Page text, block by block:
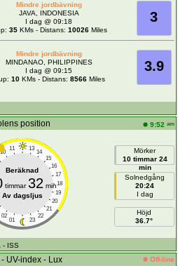
3
Mindre jordbävning
JAVA, INDONESIA
I dag @ 09:18
35 KMs - Distans:10026 Miles
3.9
Mindre jordbävning
MINDANAO, PHILIPPINES
I dag @ 09:15
10 KMs - Distans:8566 Miles
position 9:52 am
11 13
10
14
15
16
17
18
19
20
21
02
22
01 23
Beräknad
timmar 32 min
Av dagsljus
Mörker
10 timmar 24
min
Solnedgång
20:24
I dag
Höjd
36.7°
- ISS
UV-index - Lux Off-line